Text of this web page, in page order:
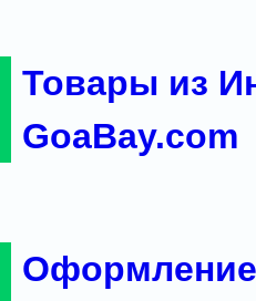
Товары из
GoaBay.com
Оформление